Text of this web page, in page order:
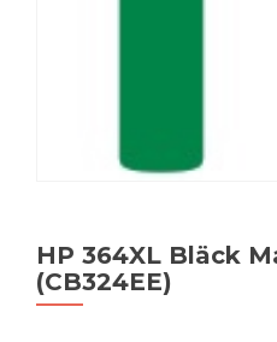
HP 364XL Bläck
(CB324EE)